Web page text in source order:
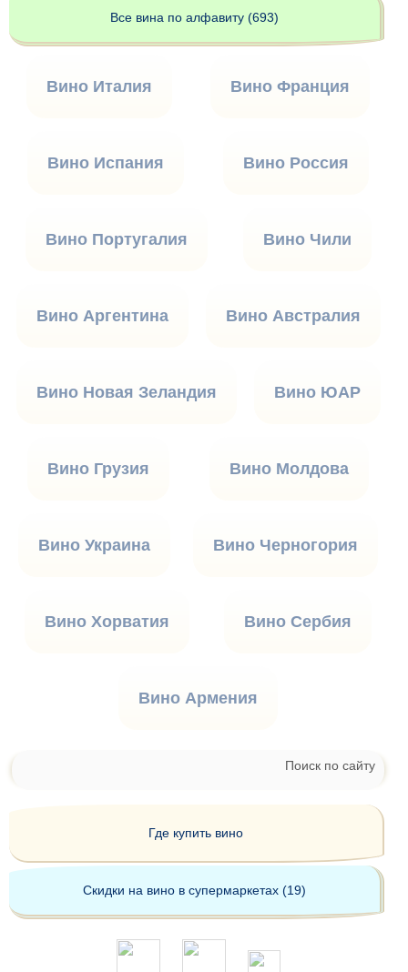
Все вина по алфавиту (693)
Вино Италия Вино Франция
Вино Испания Вино Россия
Вино Португалия Вино Чили
Вино Аргентина Вино Австралия
Вино Новая Зеландия Вино ЮАР
Вино Грузия Вино Молдова
Вино Украина Вино Черногория
Вино Хорватия Вино Сербия
Вино Армения
Поиск по сайту
Где купить вино
Скидки на вино в супермаркетах (19)